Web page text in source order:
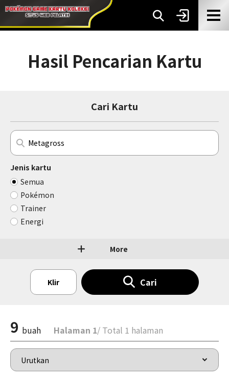
Hasil Pencarian Kartu
Cari Kartu
Jenis kartu
Semua
Pokémon
Trainer
Energi
More
Klir Cari
9 buah Halaman 1/ Total 1 halaman